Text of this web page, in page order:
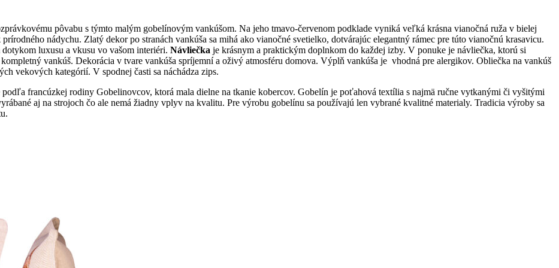
pôvabu s týmto malým gobelínovým vankúšom. Na jeho tmavo-červenom podklade vyniká veľká krásna vianočná ruža v bielej
nádychu. Zlatý dekor po stranách vankúša sa mihá ako vianočné svetielko, dotvárajúc elegantný rámec pre túto vianočnú krasavicu.
luxusu a vkusu vo vašom interiéri. Návliečka je krásnym a praktickým doplnkom do každej izby. V ponuke je návliečka, ktorú si
vankúš. Dekorácia v tvare vankúša spríjemní a oživý atmosféru domova. Výplň vankúša je vhodná pre alergikov. Obliečka na vankúš
vekových kategórií. V spodnej časti sa náchádza zips.
francúzkej rodiny Gobelinovcov, ktorá mala dielne na tkanie kobercov. Gobelín je poťahová textília s najmä ručne vytkanými či vyšitými
aj na strojoch čo ale nemá žiadny vplyv na kvalitu. Pre výrobu gobelínu sa používajú len vybrané kvalitné materialy. Tradicia výroby sa